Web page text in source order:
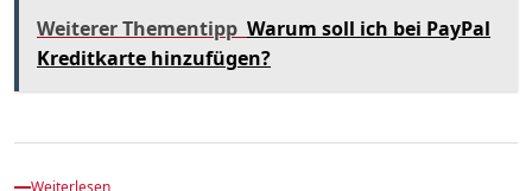
Weiterer Thementipp Warum soll ich bei PayPal
Kreditkarte hinzufügen?